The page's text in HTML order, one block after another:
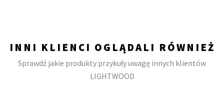
INNI KLIENCI OGLĄDALI RÓWNIEŻ
Sprawdź jakie produkty przykuły uwagę innych klientów
LIGHTWOOD